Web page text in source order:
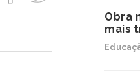
Obra
mais